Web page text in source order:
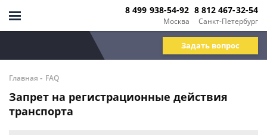
Москва
8 499 938-54-92
Санкт-Петербург
8 812 467-32-54
Задать вопрос
Главная - FAQ
Запрет на регистрационные действия
транспорта